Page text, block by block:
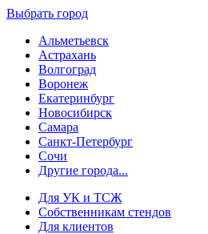
Выбрать город
Альметьевск
Астрахань
Волгоград
Воронеж
Екатеринбург
Новосибирск
Самара
Санкт-Петербург
Сочи
Другие города...
Для УК и ТСЖ
Собственникам стендов
Для клиентов